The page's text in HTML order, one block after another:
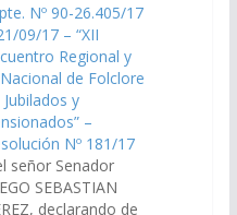
Nº 90-26.405/17
09/17 – “XII
Regional y
de Folclore
Jubilados y
–
Nº 181/17
señor Senador
SEBASTIAN
declarando de